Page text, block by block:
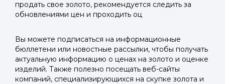
продать свое золото, рекомендуется следить за
обновлениями цен и проходить оц
Вы можете подписаться на информационные
бюллетени или новостные рассылки, чтобы получать
актуальную информацию о ценах на золото и оценке
изделий. Также полезно посещать веб-сайты
компаний, специализирующихся на скупке золота и